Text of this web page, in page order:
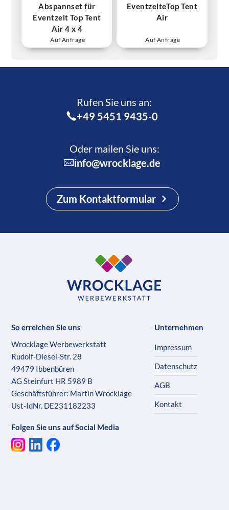
Abspannset für
Eventzelt Top Tent
Air 4 x 4
Auf Anfrage
EventzelteTop Tent
Air
Auf Anfrage
Rufen Sie uns an:­
+49 5451 9435-0
Oder mailen Sie uns:
info@wrocklage.de
Zum Kontaktformular
So erreichen Sie uns
Wrocklage Werbewerkstatt
Rudolf-Diesel-Str. 28
49479 Ibbenbüren
AG Steinfurt HR 5989 B
Geschäftsführer: Martin Wrocklage
Ust-IdNr. DE231182233
Folgen Sie uns auf Social Media
Unternehmen
Impressum
Datenschutz
AGB
Kontakt